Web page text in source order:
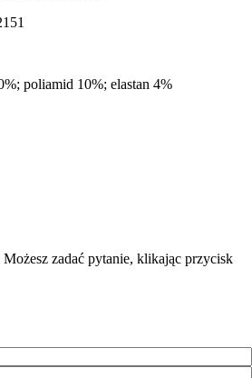
poliamid 10%; elastan 4%
zadać pytanie, klikając przycisk